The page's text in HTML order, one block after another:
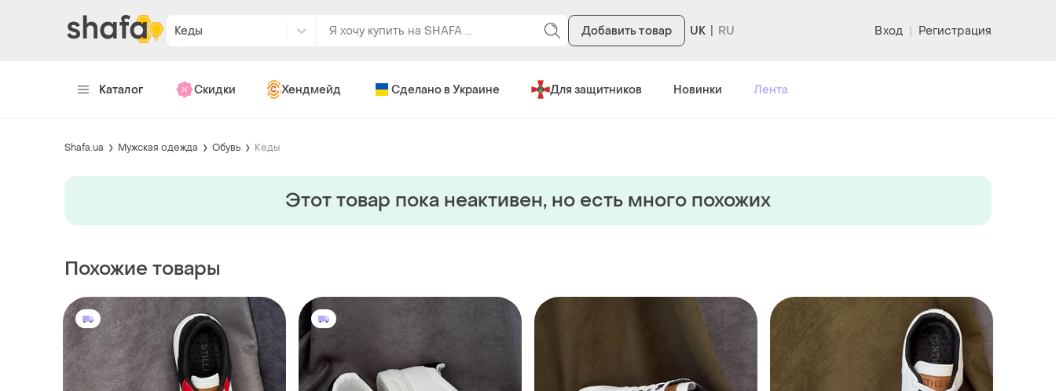
Кеды Добавить товар UK Вход | Регистрация
Каталог Скидки Хендмейд Сделано в Украине Для защитников Новинки Лента
Shafa.ua Мужская одежда Обувь Кеды
Этот товар пока неактивен, но есть много похожих
Похожие товары